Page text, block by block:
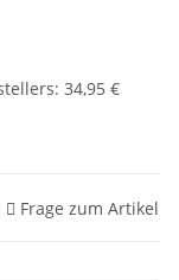
: 34,95 €
Frage zum Artikel